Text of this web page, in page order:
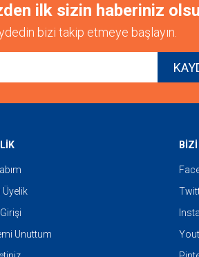
ilk sizin haberiniz
bizi takip etmeye başlayın.
Üyelik
Unuttum